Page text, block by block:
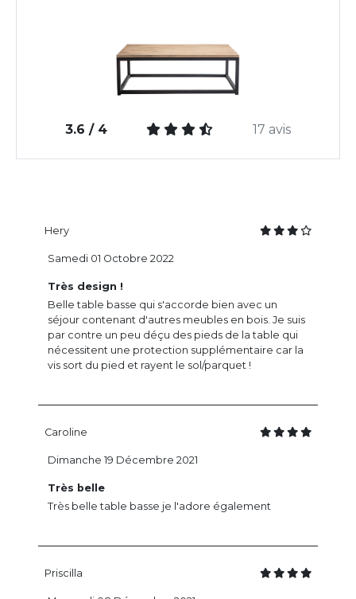
3.6 / 4 17 avis
Hery
Très design !
Belle table basse qui s'accorde bien avec un
séjour contenant d'autres meubles en bois. Je suis
par contre un peu déçu des pieds de la table qui
nécessitent une protection supplémentaire car la
vis sort du pied et rayent le sol/parquet !
Samedi 01 Octobre 2022
Caroline
Très belle
Très belle table basse je l'adore également
Dimanche 19 Décembre 2021
Priscilla